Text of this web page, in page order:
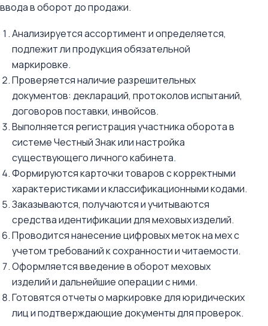
ввода в оборот до продажи.
Анализируется ассортимент и определяется,
подлежит ли продукция обязательной
маркировке.
Проверяется наличие разрешительных
документов: деклараций, протоколов испытаний,
договоров поставки, инвойсов.
Выполняется регистрация участника оборота в
системе Честный Знак или настройка
существующего личного кабинета.
Формируются карточки товаров с корректными
характеристиками и классификационными кодами.
Заказываются, получаются и учитываются
средства идентификации для меховых изделий.
Проводится нанесение цифровых меток на мех с
учетом требований к сохранности и читаемости.
Оформляется введение в оборот меховых
изделий и дальнейшие операции с ними.
Готовятся отчеты о маркировке для юридических
лиц и подтверждающие документы для проверок.